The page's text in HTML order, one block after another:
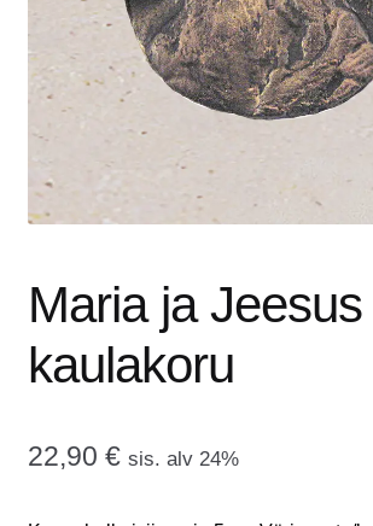
OTA YHTEYTTÄ
GALLERIA
MAINOSMÖRKÖ
OSTOSKORI
Maria ja
kaulakoru
22,90 € sis. alv 24%